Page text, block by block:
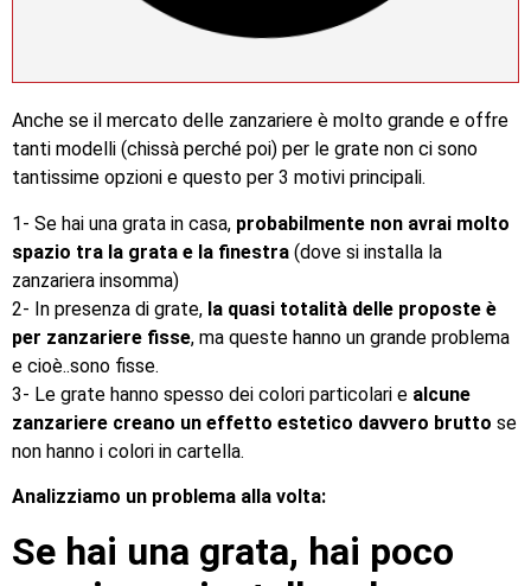
Anche se il mercato delle zanzariere è molto grande e offre
tanti modelli (chissà perché poi) per le grate non ci sono
tantissime opzioni e questo per 3 motivi principali.
1- Se hai una grata in casa, probabilmente non avrai molto
spazio tra la grata e la finestra (dove si installa la
zanzariera insomma)
2- In presenza di grate, la quasi totalità delle proposte è
per zanzariere fisse, ma queste hanno un grande problema
e cioè..sono fisse.
3- Le grate hanno spesso dei colori particolari e alcune
zanzariere creano un effetto estetico davvero brutto se
non hanno i colori in cartella.
Analizziamo un problema alla volta:
Se hai una grata, hai poco